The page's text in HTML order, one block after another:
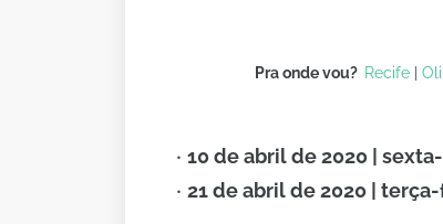
Pra onde vou? Recife
10 de abril de 2020 |
21 de abril de 2020 |